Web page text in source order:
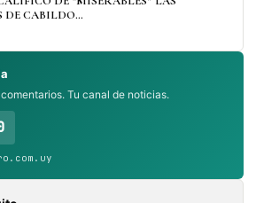
DE CABILDO…
Tu canal de noticias.